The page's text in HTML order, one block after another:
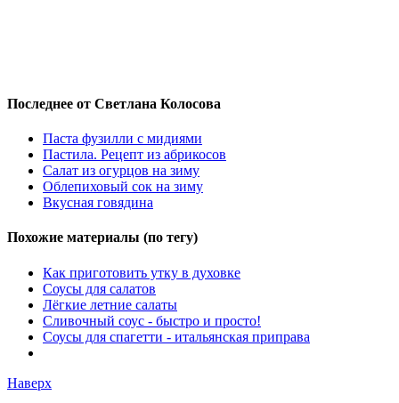
Последнее от Светлана Колосова
Паста фузилли с мидиями
Пастила. Рецепт из абрикосов
Салат из огурцов на зиму
Облепиховый сок на зиму
Вкусная говядина
Похожие материалы (по тегу)
Как приготовить утку в духовке
Соусы для салатов
Лёгкие летние салаты
Сливочный соус - быстро и просто!
Соусы для спагетти - итальянская приправа
Наверх